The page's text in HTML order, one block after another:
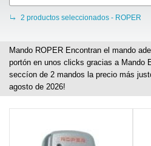
2 productos seleccionados - ROPER
Mando ROPER Encontran el mando
portón en unos clicks gracias a Mando
seccíon de 2 mandos la precio más
agosto de 2026!